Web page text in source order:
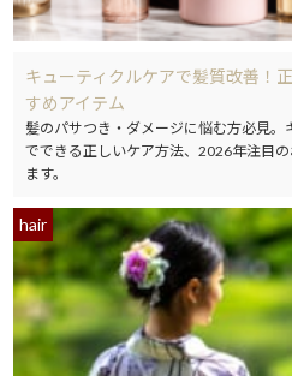
キューティクルケアで髪質改善！
すめアイテム
髪のパサつき・ダメージに悩む方必見
でできる正しいケア方法、2026年注目
ます。
hair